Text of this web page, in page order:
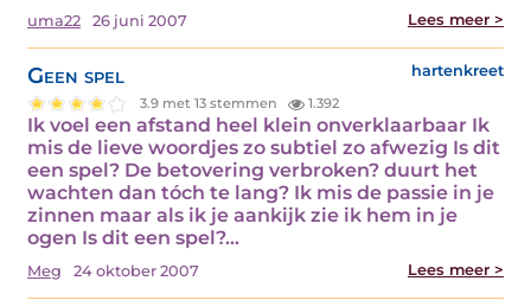
uma22 26 juni 2007 Lees meer >
Geen spel hartenkreet
3.9 met 13 stemmen 1.392
Ik voel een afstand heel klein onverklaarbaar Ik
mis de lieve woordjes zo subtiel zo afwezig Is dit
een spel? De betovering verbroken? duurt het
wachten dan tóch te lang? Ik mis de passie in je
zinnen maar als ik je aankijk zie ik hem in je
ogen Is dit een spel?…
Meg 24 oktober 2007 Lees meer >